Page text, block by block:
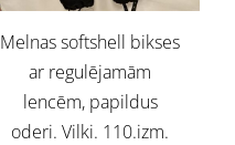
Melnas softshell bikses
ar regulējamām
lencēm, papildus
oderi. Vilki. 110.izm.